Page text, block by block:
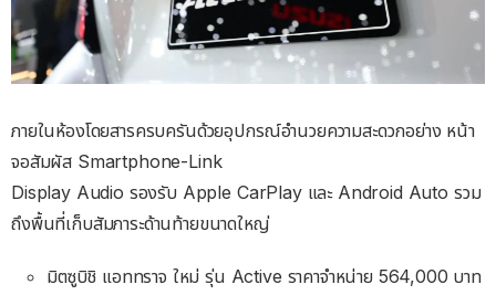
ภายในห้องโดยสารครบครันด้วยอุปกรณ์อํานวยความสะดวกอย่าง หน้า
จอสัมผัส Smartphone-Link
Display Audio รองรับ Apple CarPlay และ Android Auto รวม
ถึงพื้นที่เก็บสัมภาระด้านท้ายขนาดใหญ่
มิตซูบิชิ แอททราจ ใหม่ รุ่น Active ราคาจําหน่าย 564,000 บาท